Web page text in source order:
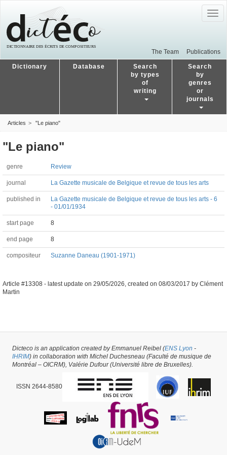
The Team Publications
Dictionary Database
Search
by types
of
writing
Search
by
genres
or
journals
Articles "Le piano"
"Le piano"
genre Review
journal La Gazette musicale de Belgique et revue de tous les arts
published in
La Gazette musicale de Belgique et revue de tous les arts - 6
- 01/01/1934
start page 8
end page 8
compositeur Suzanne Daneau (1901-1971)
Article #13308 - latest update on 29/05/2026, created on 08/03/2017 by Clément
Martin
Dicteco is an application created by Emmanuel Reibel (ENS Lyon -
IHRIM) in collaboration with Michel Duchesneau (Faculté de musique de
Montréal – OICRM), Valérie Dufour (Université libre de Bruxelles).
ISSN 2644-8580